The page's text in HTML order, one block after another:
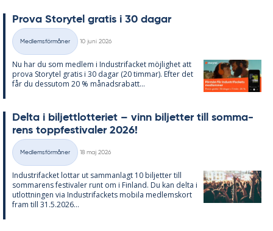
Prova Sto­ry­tel gra­tis i 30 da­gar
Kategorier
Medlemsförmåner
10 juni 2026
Nu har du som med­lem i In­du­stri­fac­ket möj­lig­het att
prova Sto­ry­tel gra­tis i 30 da­gar (20 tim­mar). Ef­ter det
får du dess­utom 20 % må­nads­ra­ba­tt...
Del­ta i bil­jett­lot­te­ri­et – vinn bil­jet­ter till som­ma­
rens topp­fes­ti­va­ler 2026!
Kategorier
Medlemsförmåner
18 maj 2026
In­du­stri­fac­ket lot­tar ut sam­man­lagt 10 bil­jet­ter till
som­ma­rens fes­ti­va­ler runt om i Fin­land. Du kan del­ta i
ut­lott­ning­en via In­du­stri­fac­kets mo­bi­la med­lems­kort
fram till 31.5.2026...